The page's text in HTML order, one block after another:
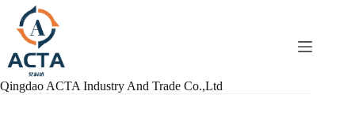
容
Qingdao ACTA Industry And Trade Co.,Ltd